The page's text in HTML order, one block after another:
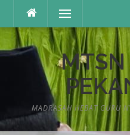
konten
Menu
MTSN
MADRASAH HEBAT GURU